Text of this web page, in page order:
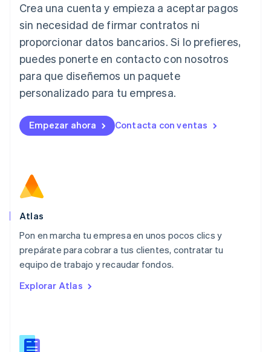
Crea una cuenta y empieza a aceptar pagos
sin necesidad de firmar contratos ni
proporcionar datos bancarios. Si lo prefieres,
puedes ponerte en contacto con nosotros
para que diseñemos un paquete
personalizado para tu empresa.
Empezar ahora Contacta con ventas
Atlas
Pon en marcha tu empresa en unos pocos clics y
prepárate para cobrar a tus clientes, contratar tu
equipo de trabajo y recaudar fondos.
Explorar Atlas
Italia
English
Japón
日本語English
Letonia
Liechtenstein
DeutschEnglish
English
Luxemburgo
English
México
Español
English
Nueva Zelandia
English
NederlandsEnglish
Português